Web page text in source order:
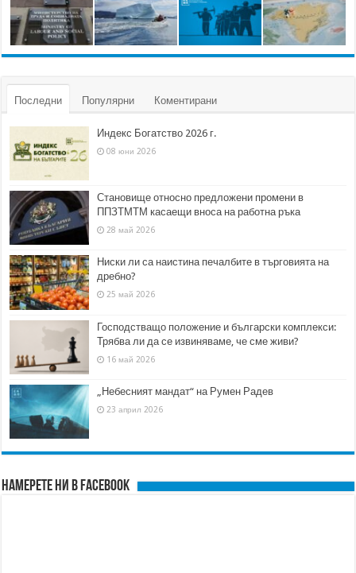
Последни Популярни Коментирани
Индекс Богатство 2026 г.
08 юни 2026
Становище относно предложени промени в
ППЗТМТМ касаещи вноса на работна ръка
28 май 2026
Ниски ли са наистина печалбите в търговията на
дребно?
25 май 2026
Господстващо положение и български комплекси:
Трябва ли да се извиняваме, че сме живи?
16 май 2026
„Небесният мандат“ на Румен Радев
23 април 2026
Намерете ни в FACEBOOK